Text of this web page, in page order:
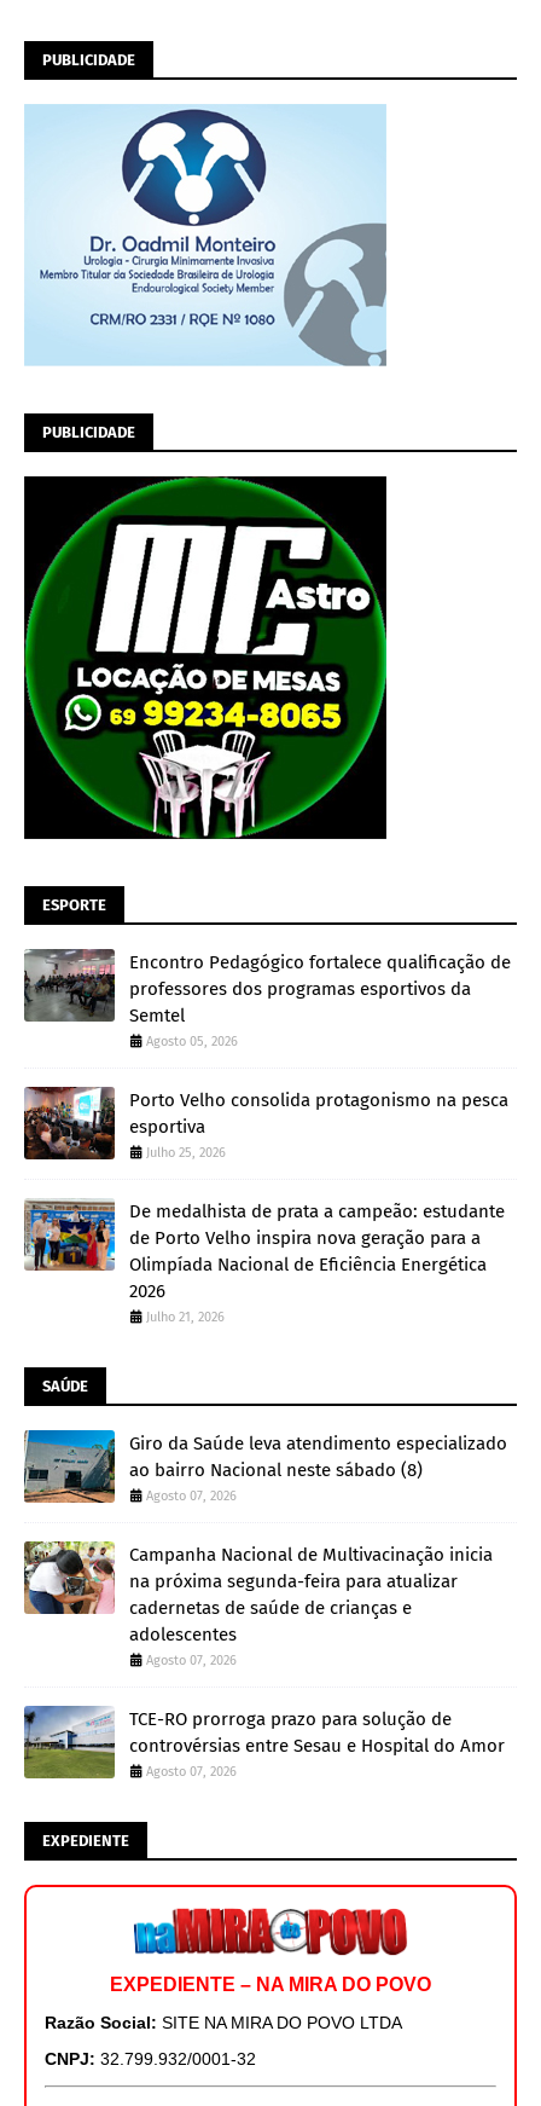
PUBLICIDADE
PUBLICIDADE
ESPORTE
Encontro Pedagógico fortalece qualificação de
professores dos programas esportivos da
Semtel
Agosto 05, 2026
Porto Velho consolida protagonismo na pesca
esportiva
Julho 25, 2026
De medalhista de prata a campeão: estudante
de Porto Velho inspira nova geração para a
Olimpíada Nacional de Eficiência Energética
2026
Julho 21, 2026
SAÚDE
Giro da Saúde leva atendimento especializado
ao bairro Nacional neste sábado (8)
Agosto 07, 2026
Campanha Nacional de Multivacinação inicia
na próxima segunda-feira para atualizar
cadernetas de saúde de crianças e
adolescentes
Agosto 07, 2026
TCE-RO prorroga prazo para solução de
controvérsias entre Sesau e Hospital do Amor
Agosto 07, 2026
EXPEDIENTE
EXPEDIENTE – NA MIRA DO POVO
Razão Social: SITE NA MIRA DO POVO LTDA
CNPJ: 32.799.932/0001-32